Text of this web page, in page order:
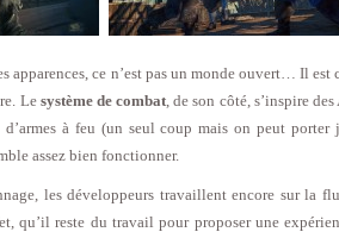
apparences, ce n’est pas un monde ouvert… Il
Le système de combat , de son côté, s’inspire
à feu (un seul coup mais on peut porter
assez bien fonctionner.
les développeurs travaillent encore sur la
qu’il reste du travail pour proposer une